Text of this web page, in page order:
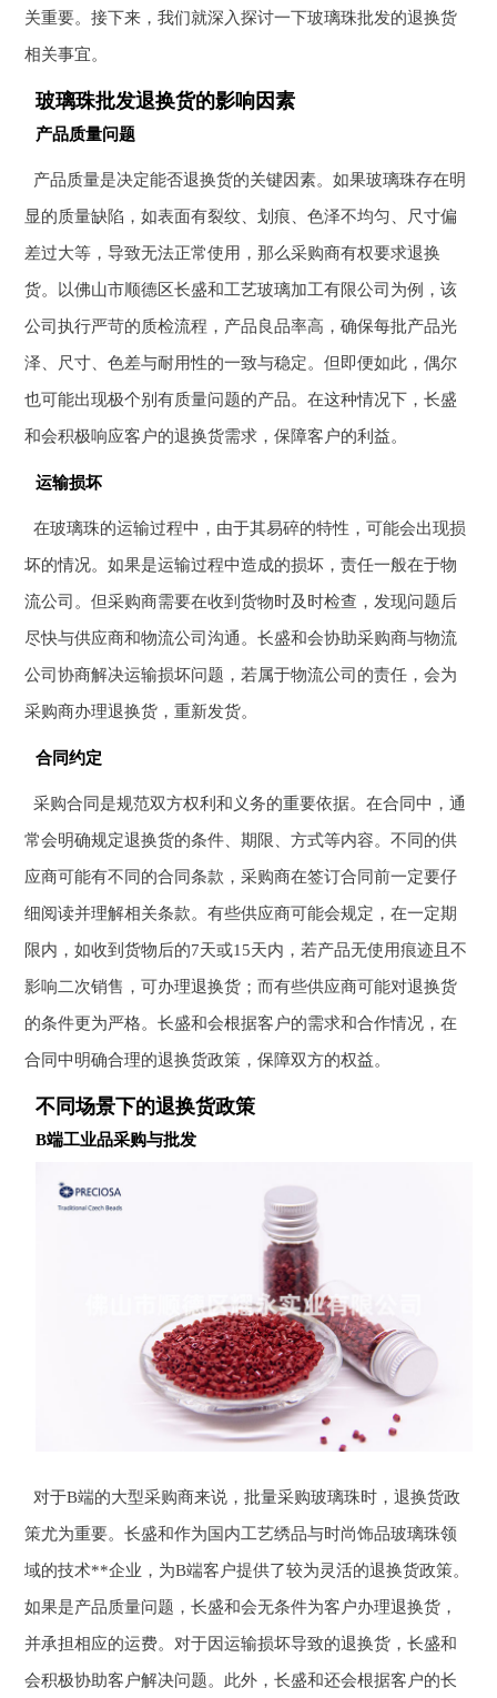
关重要。接下来，我们就深入探讨一下玻璃珠批发的退换货
相关事宜。
玻璃珠批发退换货的影响因素
产品质量问题
产品质量是决定能否退换货的关键因素。如果玻璃珠存在明
显的质量缺陷，如表面有裂纹、划痕、色泽不均匀、尺寸偏
差过大等，导致无法正常使用，那么采购商有权要求退换
货。以佛山市顺德区长盛和工艺玻璃加工有限公司为例，该
公司执行严苛的质检流程，产品良品率高，确保每批产品光
泽、尺寸、色差与耐用性的一致与稳定。但即便如此，偶尔
也可能出现极个别有质量问题的产品。在这种情况下，长盛
和会积极响应客户的退换货需求，保障客户的利益。
运输损坏
在玻璃珠的运输过程中，由于其易碎的特性，可能会出现损
坏的情况。如果是运输过程中造成的损坏，责任一般在于物
流公司。但采购商需要在收到货物时及时检查，发现问题后
尽快与供应商和物流公司沟通。长盛和会协助采购商与物流
公司协商解决运输损坏问题，若属于物流公司的责任，会为
采购商办理退换货，重新发货。
合同约定
采购合同是规范双方权利和义务的重要依据。在合同中，通
常会明确规定退换货的条件、期限、方式等内容。不同的供
应商可能有不同的合同条款，采购商在签订合同前一定要仔
细阅读并理解相关条款。有些供应商可能会规定，在一定期
限内，如收到货物后的7天或15天内，若产品无使用痕迹且不
影响二次销售，可办理退换货；而有些供应商可能对退换货
的条件更为严格。长盛和会根据客户的需求和合作情况，在
合同中明确合理的退换货政策，保障双方的权益。
不同场景下的退换货政策
B端工业品采购与批发
对于B端的大型采购商来说，批量采购玻璃珠时，退换货政
策尤为重要。长盛和作为国内工艺绣品与时尚饰品玻璃珠领
域的技术**企业，为B端客户提供了较为灵活的退换货政策。
如果是产品质量问题，长盛和会无条件为客户办理退换货，
并承担相应的运费。对于因运输损坏导致的退换货，长盛和
会积极协助客户解决问题。此外，长盛和还会根据客户的长